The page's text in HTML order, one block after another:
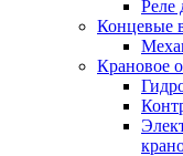
Реле
Концевые
Крановое